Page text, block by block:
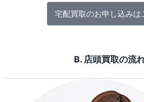
宅配買取のお申し込みは
B. 店頭買取の流